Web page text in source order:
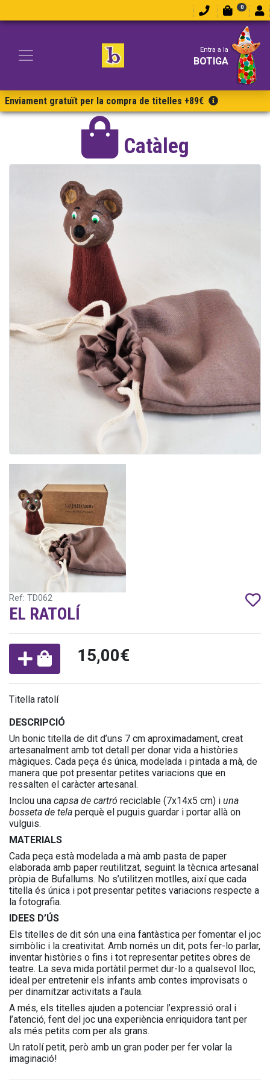
0
Entra a la
BOTIGA
Enviament gratuït per la compra de titelles +89€
Catàleg
Ref: TD062
EL RATOLÍ
15,00€
Titella ratolí
DESCRIPCIÓ
Un bonic titella de dit d’uns 7 cm aproximadament, creat
artesanalment amb tot detall per donar vida a històries
màgiques. Cada peça és única, modelada i pintada a mà, de
manera que pot presentar petites variacions que en
ressalten el caràcter artesanal.
Inclou una capsa de cartró reciclable (7x14x5 cm) i una
bosseta de tela perquè el puguis guardar i portar allà on
vulguis.
MATERIALS
Cada peça està modelada a mà amb pasta de paper
elaborada amb paper reutilitzat, seguint la tècnica artesanal
pròpia de Bufallums. No s’utilitzen motlles, així que cada
titella és única i pot presentar petites variacions respecte a
la fotografia.
IDEES D’ÚS
Els titelles de dit són una eina fantàstica per fomentar el joc
simbòlic i la creativitat. Amb només un dit, pots fer-lo parlar,
inventar històries o fins i tot representar petites obres de
teatre. La seva mida portàtil permet dur-lo a qualsevol lloc,
ideal per entretenir els infants amb contes improvisats o
per dinamitzar activitats a l’aula.
A més, els titelles ajuden a potenciar l’expressió oral i
l’atenció, fent del joc una experiència enriquidora tant per
als més petits com per als grans.
Un ratolí petit, però amb un gran poder per fer volar la
imaginació!